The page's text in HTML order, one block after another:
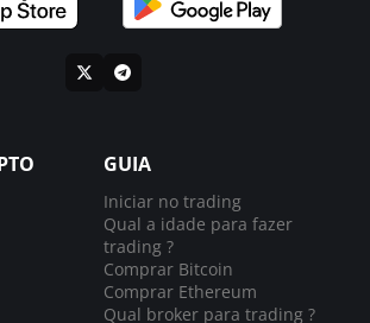
GUIA
Iniciar no trading
Qual a idade para fazer
trading ?
Comprar Bitcoin
Comprar Ethereum
Qual broker para trading ?